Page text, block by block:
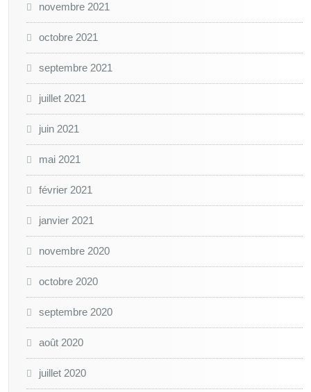
novembre 2021
octobre 2021
septembre 2021
juillet 2021
juin 2021
mai 2021
février 2021
janvier 2021
novembre 2020
octobre 2020
septembre 2020
août 2020
juillet 2020